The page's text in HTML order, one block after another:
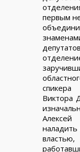
первым
Виктора
наладить